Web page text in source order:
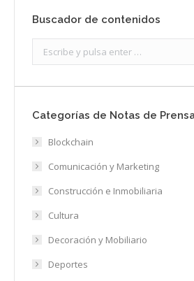
Buscador de contenidos
Categorías de Notas de
Blockchain
Comunicación y Marketing
Construcción e Inmobiliaria
Cultura
Decoración y Mobiliario
Deportes